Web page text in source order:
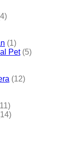
(1)
Pet (5)
(12)